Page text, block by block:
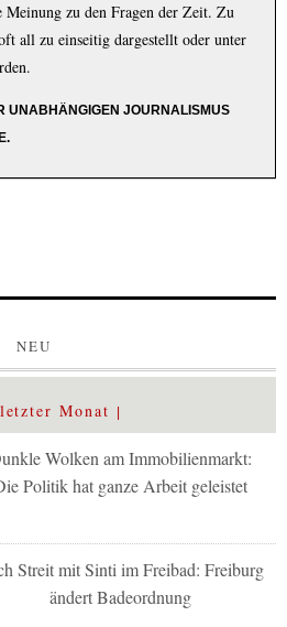
zu den Fragen der Zeit. Zu
all zu einseitig dargestellt oder unter
UNABHÄNGIGEN JOURNALISMUS
NEU
letzter Monat
Wolken am Immobilienmarkt:
Politik hat ganze Arbeit geleistet
Streit mit Sinti im Freibad: Freiburg
ändert Badeordnung